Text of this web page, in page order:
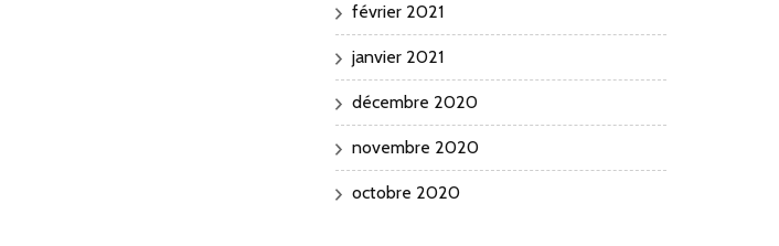
février 2021
janvier 2021
décembre 2020
novembre 2020
octobre 2020